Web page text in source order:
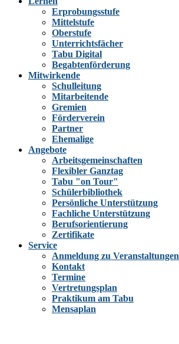
Erprobungsstufe
Mittelstufe
Oberstufe
Unterrichtsfächer
Tabu Digital
Begabtenförderung
Mitwirkende
Schulleitung
Mitarbeitende
Gremien
Förderverein
Partner
Ehemalige
Angebote
Arbeitsgemeinschaften
Flexibler Ganztag
Tabu "on Tour"
Schülerbibliothek
Persönliche Unterstützung
Fachliche Unterstützung
Berufsorientierung
Zertifikate
Service
Anmeldung zu Veranstaltungen
Kontakt
Termine
Vertretungsplan
Praktikum am Tabu
Mensaplan